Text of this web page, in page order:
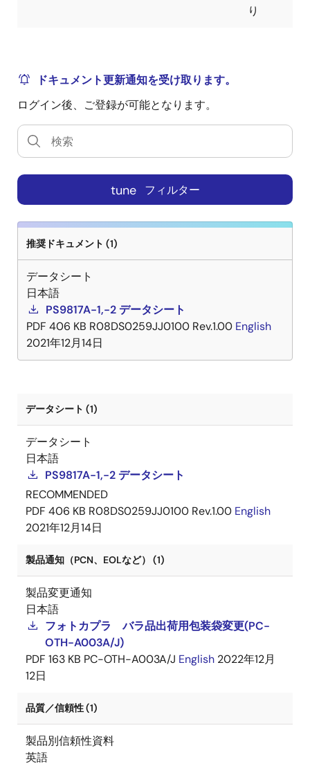
り
ドキュメント更新通知を受け取ります。
ログイン後、ご登録が可能となります。
tune フィルター
推奨ドキュメント (1)
データシート
日本語
PS9817A-1,-2 データシート
PDF 406 KB R08DS0259JJ0100 Rev.1.00 English
2021年12月14日
データシート (1)
データシート
日本語
PS9817A-1,-2 データシート
RECOMMENDED
PDF 406 KB R08DS0259JJ0100 Rev.1.00 English
2021年12月14日
製品通知（PCN、EOLなど） (1)
製品変更通知
日本語
フォトカプラ バラ品出荷用包装袋変更(PC-
OTH-A003A/J)
PDF 163 KB PC-OTH-A003A/J English 2022年12月
12日
品質／信頼性 (1)
製品別信頼性資料
英語